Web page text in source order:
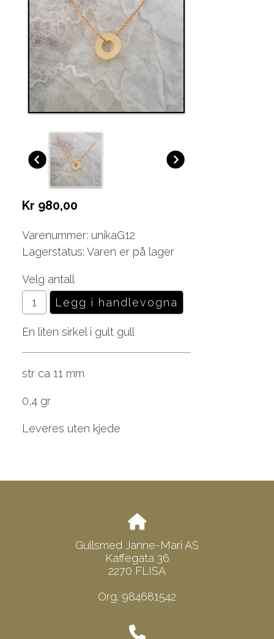
Kr 980,00
Varenummer: unikaG12
Lagerstatus: Varen er på lager
Velg antall
En liten sirkel i gult gull
str ca 11 mm
0,4 gr
Leveres uten kjede
Gullsmed Janne-Mari AS
Kaffegata 36
2270 FLISA
Org. 984681542